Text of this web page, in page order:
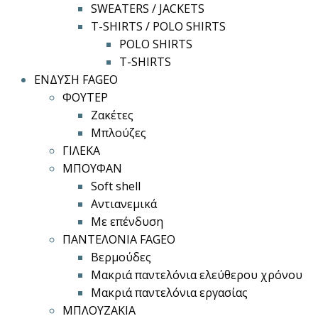
SWEATERS / JACKETS
T-SHIRTS / POLO SHIRTS
POLO SHIRTS
T-SHIRTS
ΕΝΔΥΣΗ FAGEO
ΦΟΥΤΕΡ
Ζακέτες
Μπλούζες
ΓΙΛΕΚΑ
ΜΠΟΥΦΑΝ
Soft shell
Αντιανεμικά
Με επένδυση
ΠΑΝΤΕΛΟΝΙΑ FAGEO
Βερμούδες
Μακριά παντελόνια ελεύθερου χρόνου
Μακριά παντελόνια εργασίας
ΜΠΛΟΥΖΑΚΙΑ